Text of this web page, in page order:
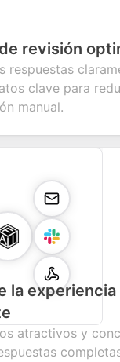
revisión
respuestas
clave para
manual.
la experiencia
atractivos y